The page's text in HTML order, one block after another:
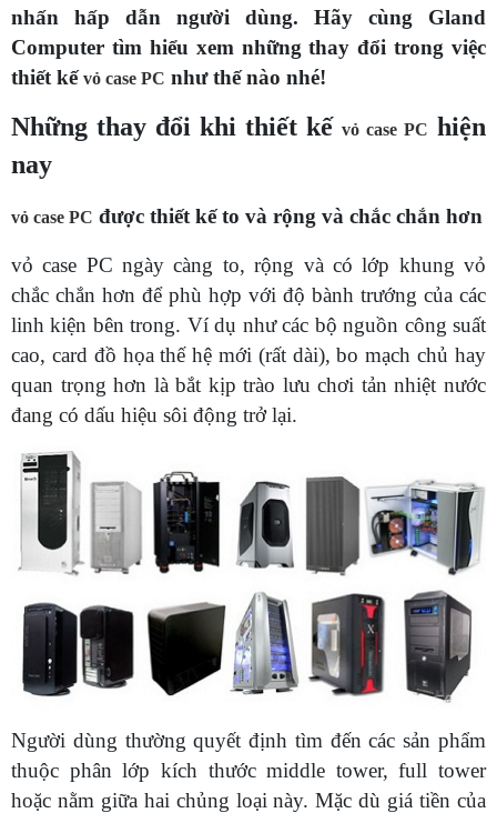
nhấn hấp dẫn người dùng. Hãy cùng Gland
Computer tìm hiểu xem những thay đổi trong việc
thiết kếvỏ case PC như thế nào nhé!
Những thay đổi khi thiết kế vỏ case PC hiện
nay
vỏ case PC được thiết kế to và rộng và chắc chắn hơn
vỏ case PC ngày càng to, rộng và có lớp khung vỏ
chắc chắn hơn để phù hợp với độ bành trướng của các
linh kiện bên trong. Ví dụ như các bộ nguồn công suất
cao, card đồ họa thế hệ mới (rất dài), bo mạch chủ hay
quan trọng hơn là bắt kịp trào lưu chơi tản nhiệt nước
đang có dấu hiệu sôi động trở lại.
Người dùng thường quyết định tìm đến các sản phẩm
thuộc phân lớp kích thước middle tower, full tower
hoặc nằm giữa hai chủng loại này. Mặc dù giá tiền của